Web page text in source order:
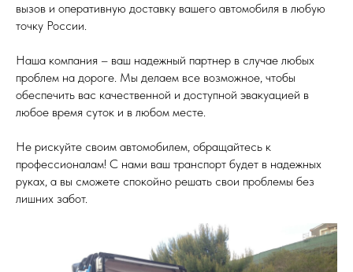
вызов и оперативную доставку вашего автомобиля в любую
точку России.
Наша компания – ваш надежный партнер в случае любых
проблем на дороге. Мы делаем все возможное, чтобы
обеспечить вас качественной и доступной эвакуацией в
любое время суток и в любом месте.
Не рискуйте своим автомобилем, обращайтесь к
профессионалам! С нами ваш транспорт будет в надежных
руках, а вы сможете спокойно решать свои проблемы без
лишних забот.